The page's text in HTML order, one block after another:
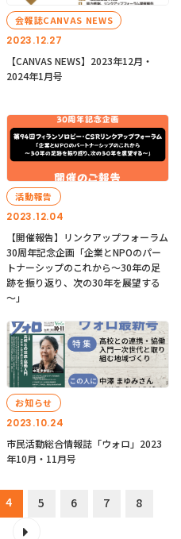
2023.12.27
会報誌CANVAS NEWS
【CANVAS NEWS】2023年12月・
2024年1月号
2023.12.04
活動報告
【開催報告】リンクアップフォーラム
30周年記念企画「企業とNPOのパー
トナーシップのこれから～30年の足
跡を振り返り、次の30年を展望する
～」
2023.10.24
お知らせ
市民活動総合情報誌「ウォロ」2023
年10月・11月号
4 5 6 7
8